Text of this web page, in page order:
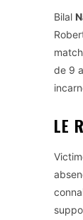
Bilal
de 9
LE